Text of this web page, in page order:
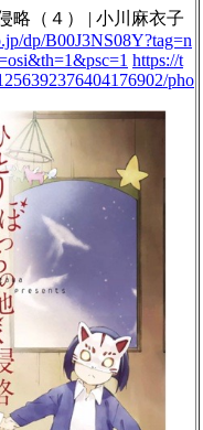
略（４） | 小川麻衣子
dp/B00J3NS08Y?tag=n
https://t
pho